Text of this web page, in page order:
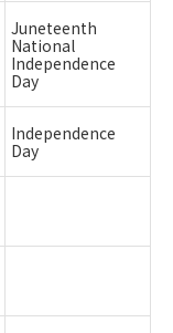
Juneteenth
National
Independence
Day
Independence
Day